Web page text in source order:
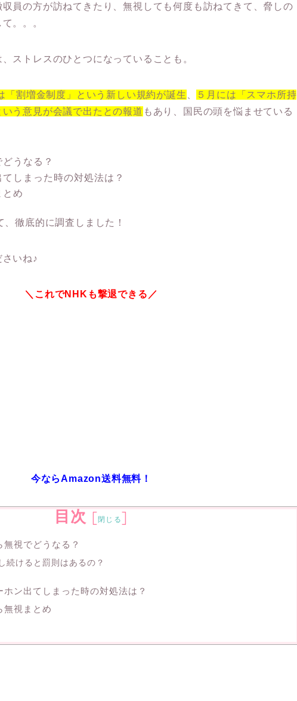
員の方が訪ねてきたり、無視しても何度も訪ねてきて、脅しの
。。。
ストレスのひとつになっていることも。
「割増金制度」という新しい規約が誕生
５月には「スマホ所持
う意見が会議で出たとの報道 もあり、国民の頭を悩ませている
うなる？
しまった時の対処法は？
とめ
徹底的に調査しました！
いね♪
＼これでNHKも撃退できる／
今ならAmazon送料無料！
目次 [閉じる]
無視でどうなる？
続けると罰則はあるの？
ホン出てしまった時の対処法は？
無視まとめ